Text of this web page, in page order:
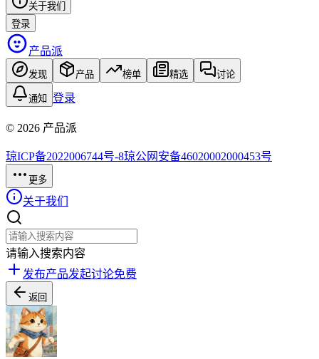
关于我们
登录
产品派
发现 产品 榜单 精选 讨论
通知 登录
© 2026 产品派
琼ICP备2022006744号-8琼公网安备46020002000453号
更多
关于我们
请输入搜索内容
发布产品发起讨论免费
返回